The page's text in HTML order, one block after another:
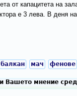
от капацитета на
е 3 лева. В деня
балкан мач фенове
Вашето мнение